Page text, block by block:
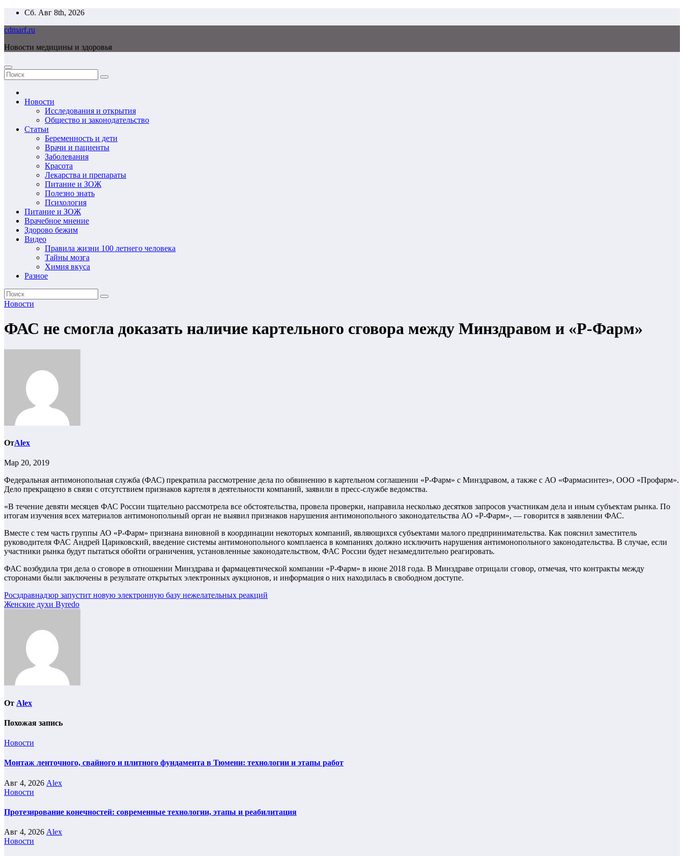
Перейти
содержимому
Сб. Авг 8th, 2026
cdmarf.ru
Новости медицины и здоровья
Новости
Исследования и открытия
Общество и законодательство
Статьи
Беременность и дети
Врачи и пациенты
Заболевания
Красота
Лекарства и препараты
Питание и ЗОЖ
Полезно знать
Психология
Питание и ЗОЖ
Врачебное мнение
Здорово бежим
Видео
Правила жизни 100 летнего человека
Тайны мозга
Химия вкуса
Разное
Новости
ФАС не смогла доказать наличие картельного сговора между Минздравом и «Р-Фарм»
ОтAlex
Мар 20, 2019
Федеральная антимонопольная служба (ФАС) прекратила рассмотрение дела по обвинению в картельном соглашении «Р-Фарм» с Минздравом, а также с АО «Фармасинтез», ООО «Профарм».
Дело прекращено в связи с отсутствием признаков картеля в деятельности компаний, заявили в пресс-службе ведомства.
«В течение девяти месяцев ФАС России тщательно рассмотрела все обстоятельства, провела проверки, направила несколько десятков запросов участникам дела и иным субъектам рынка. По
итогам изучения всех материалов антимонопольный орган не выявил признаков нарушения антимонопольного законодательства АО «Р-Фарм», — говорится в заявлении ФАС.
Вместе с тем часть группы АО «Р-Фарм» признана виновной в координации некоторых компаний, являющихся субъектами малого предпринимательства. Как пояснил заместитель
руководителя ФАС Андрей Цариковский, введение системы антимонопольного комплаенса в компаниях должно исключить нарушения антимонопольного законодательства. В случае, если
участники рынка будут пытаться обойти ограничения, установленные законодательством, ФАС России будет незамедлительно реагировать.
ФАС возбудила три дела о сговоре в отношении Минздрава и фармацевтической компании «Р-Фарм» в июне 2018 года. В Минздраве отрицали сговор, отмечая, что контракты между
сторонами были заключены в результате открытых электронных аукционов, и информация о них находилась в свободном доступе.
Навигация
по
Росздравнадзор запустит новую электронную базу нежелательных реакций
Женские духи Byredo
От Alex
Похожая запись
Новости
Монтаж ленточного, свайного и плитного фундамента в Тюмени: технологии и этапы работ
Авг 4, 2026 Alex
Новости
Протезирование конечностей: современные технологии, этапы и реабилитация
Авг 4, 2026 Alex
Новости